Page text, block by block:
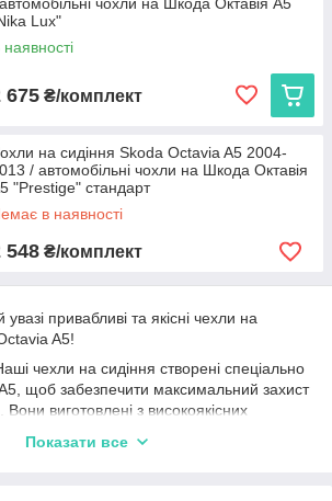
Lux"
наявності
675 ₴/комплект
на сидіння Skoda Octavia A5 2004-
/ автомобільні чохли на Шкода Октавія
"Prestige" стандарт
в наявності
548 ₴/комплект
привабливі та якісні чехли на
A5!
чехли на сидіння створені спеціально
щоб забезпечити максимальний захист
виготовлені з високоякісних
Показати все